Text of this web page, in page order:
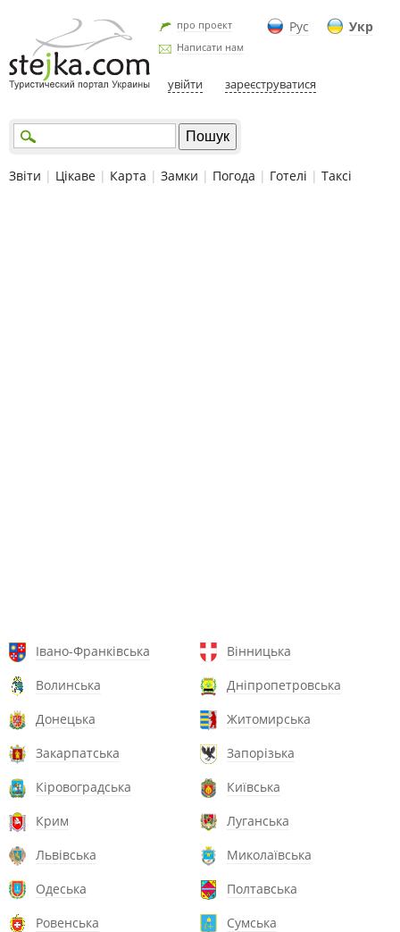
Рус Укр
про проект
Написати нам
увійти зареєструватися
Звіти | Цікаве | Карта | Замки | Погода | Готелі | Таксі
Івано-Франківська
Вінницька
Волинська
Дніпропетровська
Донецька
Житомирська
Закарпатська
Запорізька
Кіровоградська
Київська
Крим
Луганська
Львівська
Миколаївська
Одеська
Полтавська
Ровенська
Сумська